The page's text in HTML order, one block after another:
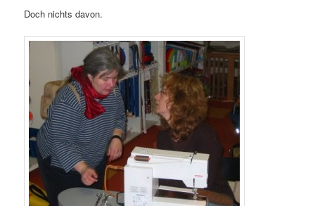
Doch nichts davon.